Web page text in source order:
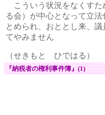
こういう状況をなくすた
る会）が中心となって立
とめられ、おととし来、
てやみません
（せきもと ひではる）
『納税者の権利事件簿』(1)